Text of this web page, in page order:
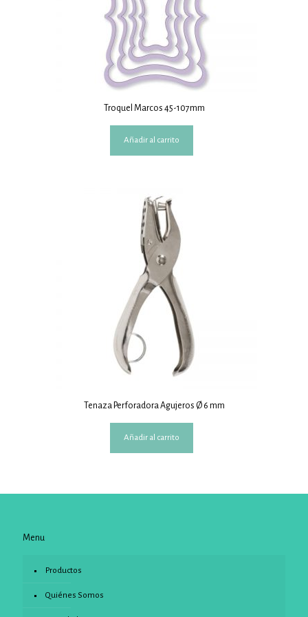
producto
Troquel Marcos 45-107mm
Añadir al carrito
Tenaza Perforadora Agujeros Ø 6 mm
Añadir al carrito
Menu
Productos
Quiénes Somos